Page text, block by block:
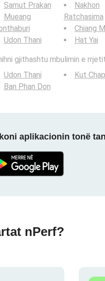
Samut Prakan
Mueang
Udon Thani
Nakhon
Ratchasima
Chiang
Hat Yai
gjithashtu mbulimin e
Udon Thani
Ban Phan Don
Kut Chap
aplikacionin tonë
nPerf?